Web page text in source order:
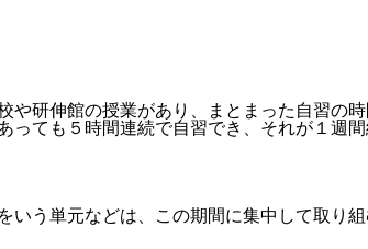
研伸館の授業があり、まとまった自習の
ても５時間連続で自習でき、それが１週
う単元などは、この期間に集中して取り